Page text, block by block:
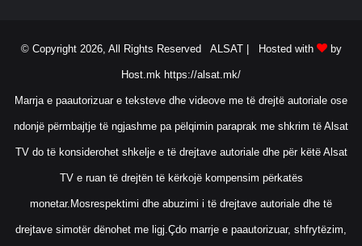
© Copyright 2026, All Rights Reserved ALSAT | Hosted with by
Host.mk https://alsat.mk/
Marrja e paautorizuar e teksteve dhe videove me të drejtë autoriale ose
ndonjë përmbajtje të ngjashme pa pëlqimin paraprak me shkrim të Alsat
TV do të konsiderohet shkelje e të drejtave autoriale dhe për këtë Alsat
TV e ruan të drejtën të kërkojë kompensim përkatës
monetar.Mosrespektimi dhe abuzimi i të drejtave autoriale dhe të
drejtave simotër dënohet me ligj.Çdo marrje e paautorizuar, shfrytëzim,